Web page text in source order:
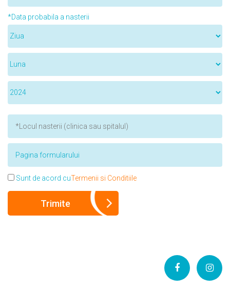
*Data probabila a nasterii
Sunt de acord cuTermenii si Conditiile